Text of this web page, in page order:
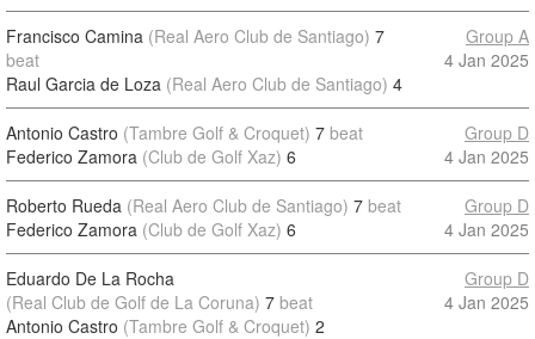
Francisco Camina (Real Aero Club de Santiago) 7
beat
Raul Garcia de Loza (Real Aero Club de Santiago) 4
Group A
4 Jan 2025
Antonio Castro (Tambre Golf & Croquet) 7 beat
Federico Zamora (Club de Golf Xaz) 6
Group D
4 Jan 2025
Roberto Rueda (Real Aero Club de Santiago) 7 beat
Federico Zamora (Club de Golf Xaz) 6
Group D
4 Jan 2025
Eduardo De La Rocha
(Real Club de Golf de La Coruna) 7 beat
Antonio Castro (Tambre Golf & Croquet) 2
Group D
4 Jan 2025